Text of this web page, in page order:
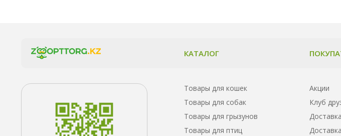
КАТАЛОГ
Товары для кошек
Товары для собак
Товары для грызунов
Товары для птиц
Акции
Клуб
Доставка